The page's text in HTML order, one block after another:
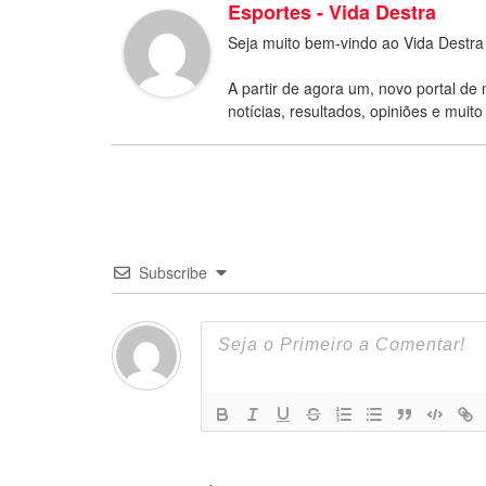
Esportes - Vida Destra
Seja muito bem-vindo ao Vida
A partir de agora um, novo portal
notícias, resultados, opiniões e
Subscribe